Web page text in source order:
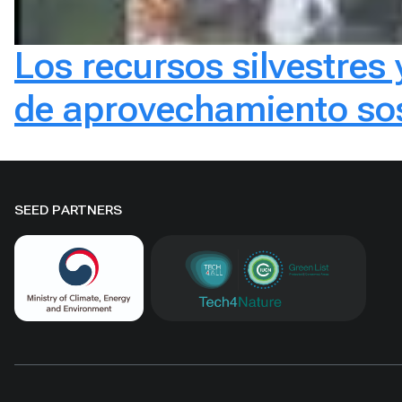
Los recursos silvestres
de aprovechamiento
SEED PARTNERS